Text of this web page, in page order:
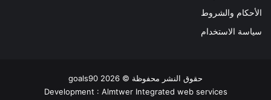
الأحكام والشروط
سياسة الاستخدام
حقوق النشر محفوظة © goals90 2026
Development : Almtwer Integrated web services